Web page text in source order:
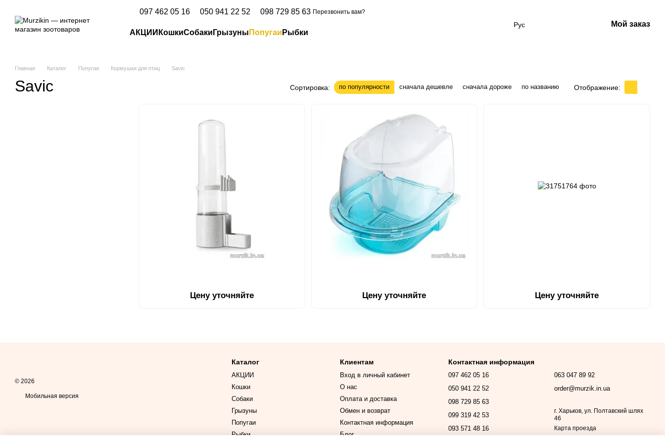
097 462 05 16 050 941 22 52 098 729 85 63 Перезвонить вам?
АКЦИИ КошкиСобаки Грызуны Попугаи Рыбки
Рус Мой заказ
Главная Каталог Попугаи Кормушки для птиц Savic
Savic Сортировка: по популярности сначала дешевле сначала дороже по названию Отображение:
Цену уточняйте Цену уточняйте Цену уточняйте
© 2026
Мобильная версия
Каталог
АКЦИИ
Кошки
Собаки
Грызуны
Попугаи
Рыбки
Клиентам
Вход в личный кабинет
О нас
Оплата и доставка
Обмен и возврат
Контактная информация
Блог
Контактная информация
097 462 05 16
050 941 22 52
098 729 85 63
099 319 42 53
093 571 48 16
063 047 89 92
order@murzik.in.ua
г. Харьков, ул. Полтавский шлях
46
Карта проезда